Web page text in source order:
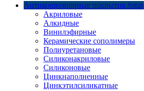
Антикоррозионные покрытия Jotun
Акриловые
Алкидные
Винилэфирные
Керамические сополимеры
Полиуретановые
Силиконакриловые
Силиконовые
Цинкнаполненные
Цинкэтилсиликатные